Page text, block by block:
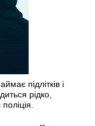
підлітків і
рідко,